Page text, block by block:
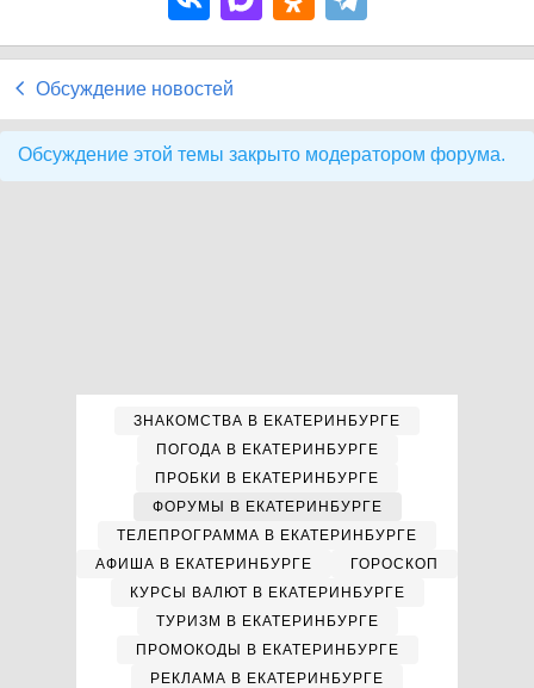
Обсуждение новостей
Обсуждение этой темы закрыто модератором форума.
ЗНАКОМСТВА В ЕКАТЕРИНБУРГЕ
ПОГОДА В ЕКАТЕРИНБУРГЕ
ПРОБКИ В ЕКАТЕРИНБУРГЕ
ФОРУМЫ В ЕКАТЕРИНБУРГЕ
ТЕЛЕПРОГРАММА В ЕКАТЕРИНБУРГЕ
АФИША В ЕКАТЕРИНБУРГЕ
ГОРОСКОП
КУРСЫ ВАЛЮТ В ЕКАТЕРИНБУРГЕ
ТУРИЗМ В ЕКАТЕРИНБУРГЕ
ПРОМОКОДЫ В ЕКАТЕРИНБУРГЕ
РЕКЛАМА В ЕКАТЕРИНБУРГЕ